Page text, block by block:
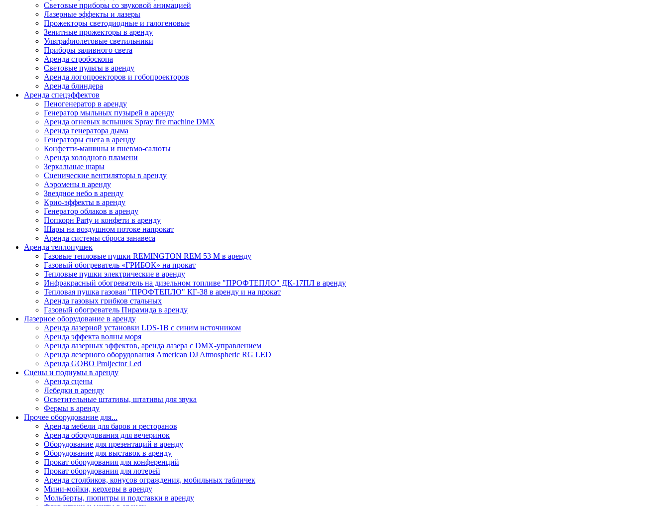
Световые приборы со звуковой анимацией
Лазерные эффекты и лазеры
Прожекторы светодиодные и галогеновые
Зенитные прожекторы в аренду
Ультрафиолетовые светильники
Приборы заливного света
Аренда стробоскопа
Световые пульты в аренду
Аренда логопроекторов и гобопроекторов
Аренда блиндера
Аренда спецэффектов
Пеногенератор в аренду
Генератор мыльных пузырей в аренду
Аренда огневых вспышек Spray fire machine DMX
Аренда генератора дыма
Генераторы снега в аренду
Конфетти-машины и пневмо-салюты
Аренда холодного пламени
Зеркальные шары
Сценические вентиляторы в аренду
Аэромены в аренду
Звездное небо в аренду
Крио-эффекты в аренду
Генератор облаков в аренду
Попкорн Party и конфети в аренду
Шары на воздушном потоке напрокат
Аренда cистемы сброса занавеса
Аренда теплопушек
Газовые тепловые пушки REMINGTON REM 53 M в аренду
Газовый обогреватель «ГРИБОК» на прокат
Тепловые пушки электрические в аренду
Инфракрасный обогреватель на дизельном топливе "ПРОФТЕПЛО" ДК-17ПЛ в аренду
Тепловая пушка газовая "ПРОФТЕПЛО" КГ-38 в аренду и на прокат
Аренда газовых грибков стальных
Газовый обогреватель Пирамида в аренду
Лазерное оборудование в аренду
Аренда лазерной установки LDS-1B с синим источником
Аренда эффекта волны моря
Аренда лазерных эффектов, аренда лазера с DMX-управлением
Аренда лезерного оборудования American DJ Atmospheric RG LED
Аренда GOBO Proljector Led
Сцены и подиумы в аренду
Аренда сцены
Лебедки в аренду
Осветительные штативы, штативы для звука
Фермы в аренду
Прочее оборудование для...
Аренда мебели для баров и ресторанов
Аренда оборудования для вечеринок
Оборудование для презентаций в аренду
Оборудование для выставок в аренду
Прокат оборудования для конференций
Прокат оборудования для лотерей
Аренда столбиков, конусов ограждения, мобильных табличек
Мини-мойки, керхеры в аренду
Мольберты, пюпитры и подставки в аренду